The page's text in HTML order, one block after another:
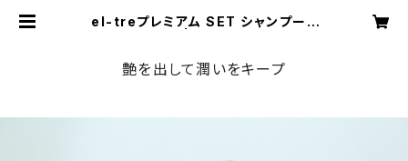
el-treプレミアム SET シャンプー&
艶を出して潤いをキープ